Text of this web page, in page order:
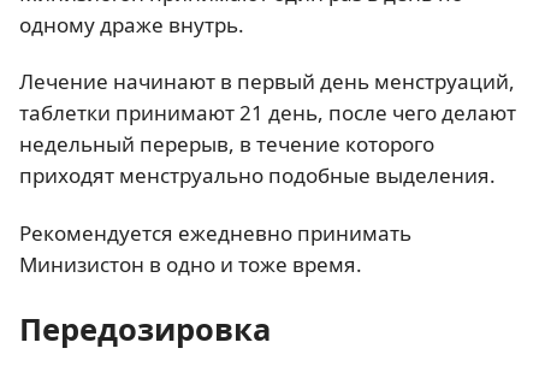
одному драже внутрь.
Лечение начинают в первый день менструаций,
таблетки принимают 21 день, после чего делают
недельный перерыв, в течение которого
приходят менструально подобные выделения.
Рекомендуется ежедневно принимать
Минизистон в одно и тоже время.
Передозировка